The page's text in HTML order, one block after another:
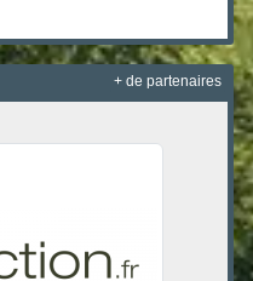
+ de partenaires